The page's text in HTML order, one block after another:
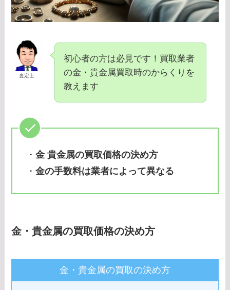
査定士
初心者の方は必見です！買取業者
の金・貴金属買取時のからくりを
教えます
・金 貴金属の買取価格の決め方
・金の手数料は業者によって異なる
金・貴金属の買取価格の決め方
金・貴金属の買取の決め方